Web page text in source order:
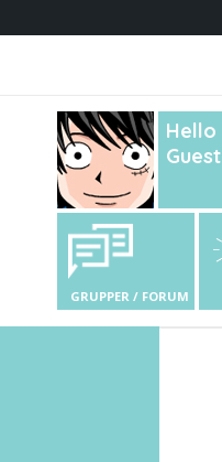
Hello
Guest
GRUPPER / FORUM